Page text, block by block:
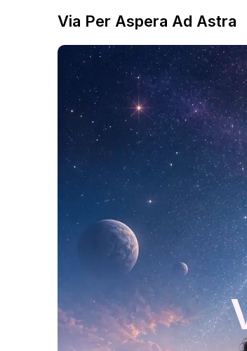
Via Per Aspera Ad Astra